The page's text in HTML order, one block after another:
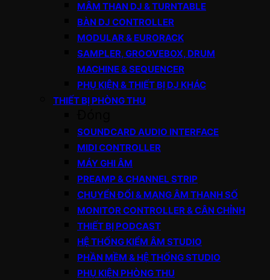
MÂM THAN DJ & TURNTABLE
BÀN DJ CONTROLLER
MODULAR & EURORACK
SAMPLER, GROOVEBOX, DRUM
MACHINE & SEQUENCER
PHỤ KIỆN & THIẾT BỊ DJ KHÁC
THIẾT BỊ PHÒNG THU
SOUNDCARD AUDIO INTERFACE
MIDI CONTROLLER
MÁY GHI ÂM
PREAMP & CHANNEL STRIP
CHUYỂN ĐỔI & MẠNG ÂM THANH SỐ
MONITOR CONTROLLER & CÂN CHỈNH
THIẾT BỊ PODCAST
HỆ THỐNG KIỂM ÂM STUDIO
PHẦN MỀM & HỆ THỐNG STUDIO
PHỤ KIỆN PHÒNG THU